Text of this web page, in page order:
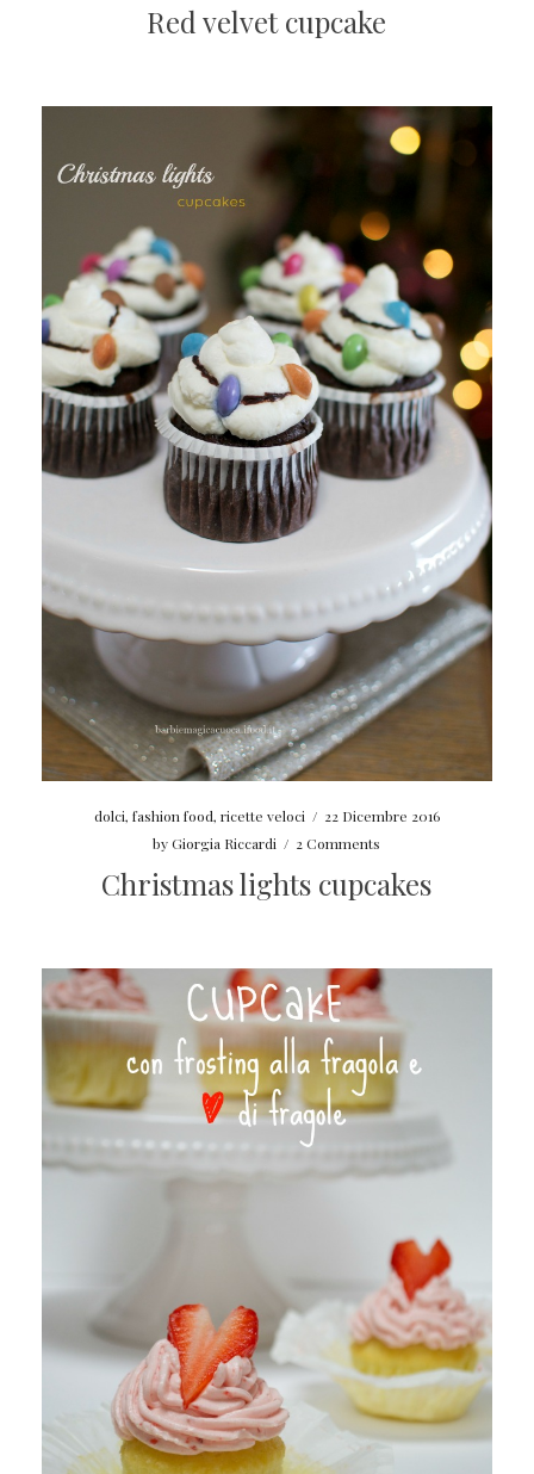
Red velvet cupcake
dolci, fashion food, ricette veloci / 22 Dicembre 2016
byGiorgia Riccardi / 2 Comments
Christmas lights cupcakes